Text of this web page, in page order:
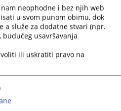
uslovna osuda
neophodne i bez njih web
u svom punom obimu, dok
a služe za dodatne stvari (npr.
usavršavanja
ili uskratiti pravo na